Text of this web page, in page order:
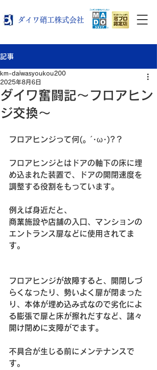
ダイワ硝工株式会社
記事
ダイワ奮闘記～フロアヒン
ジ交換～
km-daiwasyoukou200
2025年8月6日
フロアヒンジって何(。´･ω･)?？
フロアヒンジとはドアの軸下の床に埋
め込まれた装置で、ドアの開閉速度を
調整する役割をもっています。
例えば身近だと、
商業施設や店舗の入口、マンションの
エントランス扉などに使用されてま
す。
フロアヒンジが故障すると、開閉しづ
らくなったり、勢いよく扉が閉まった
り、本体が埋め込み式なので劣化によ
る膨張で扉と床が擦れだすなど、諸々
開け閉めに支障がでます。
不具合が生じる前にメンテナンスで
す。